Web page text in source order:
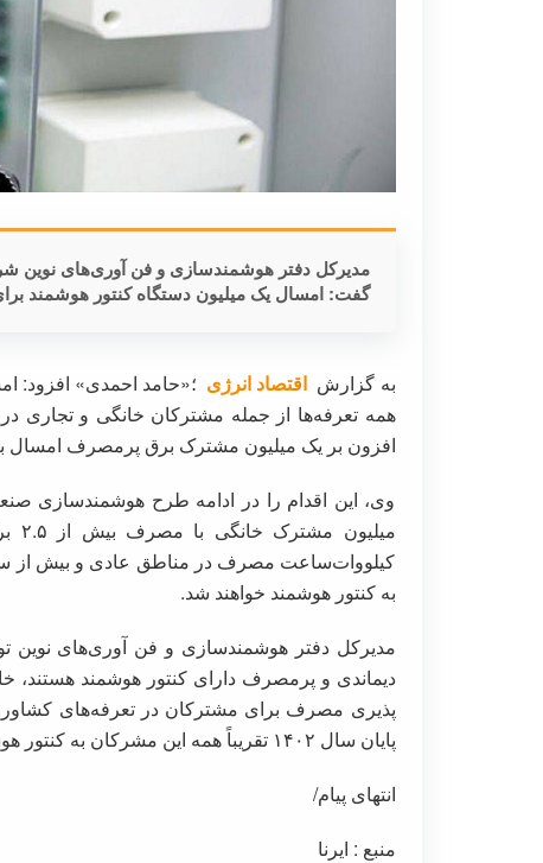
مدیرکل دفتر هوشمندسازی و فن آوری‌های نوین
گفت: امسال یک میلیون دستگاه کنتور هوشمند
به گزارش اقتصاد انرژی ؛«حامد احمدی» افزود:
همه تعرفه‌ها از جمله مشترکان خانگی و تجاری
افزون بر یک میلیون مشترک برق پرمصرف امسال
وی، این اقدام را در ادامه طرح هوشمندسازی
کیلووات‌ساعت مصرف در مناطق عادی و بیش از
به کنتور هوشمند خواهند شد.
دیماندی و پرمصرف دارای کنتور هوشمند
پذیری مصرف برای مشترکان در تعرفه‌های
پایان سال ۱۴۰۲ تقریباً همه این مشرکان به کنتور هوشمند مجهز شدند.
انتهای پیام/
منبع : ایرنا